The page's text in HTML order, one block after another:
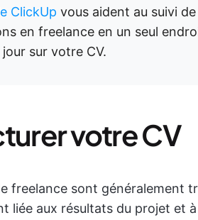
ClickUp vous aident au suivi
en freelance en un seul
sur votre CV.
votre CV
freelance sont généralement
liée aux résultats du projet et